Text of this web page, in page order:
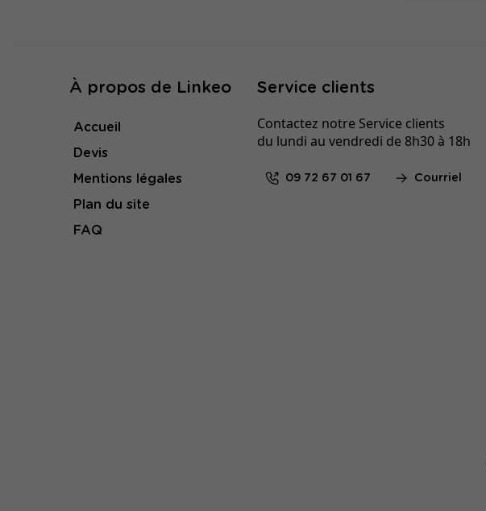
À propos de Linkeo
Accueil
Devis
Mentions légales
Plan du site
FAQ
Service clients
Contactez notre Service clients
du lundi au vendredi de 8h30 à 18h
09 72 67 01 67 Courriel